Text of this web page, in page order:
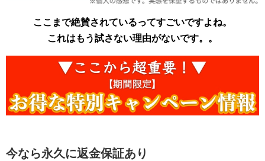
ここまで絶賛されているってすごいですよね。
これはもう試さない理由がないです。。
今なら永久に返金保証あり